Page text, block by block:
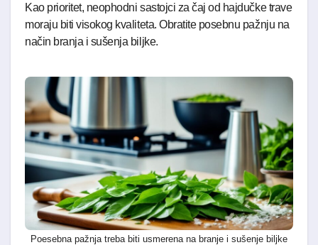
Kao prioritet, neophodni sastojci za čaj od hajdučke trave
moraju biti visokog kvaliteta. Obratite posebnu pažnju na
način branja i sušenja biljke.
Poesebna pažnja treba biti usmerena na branje i sušenje biljke